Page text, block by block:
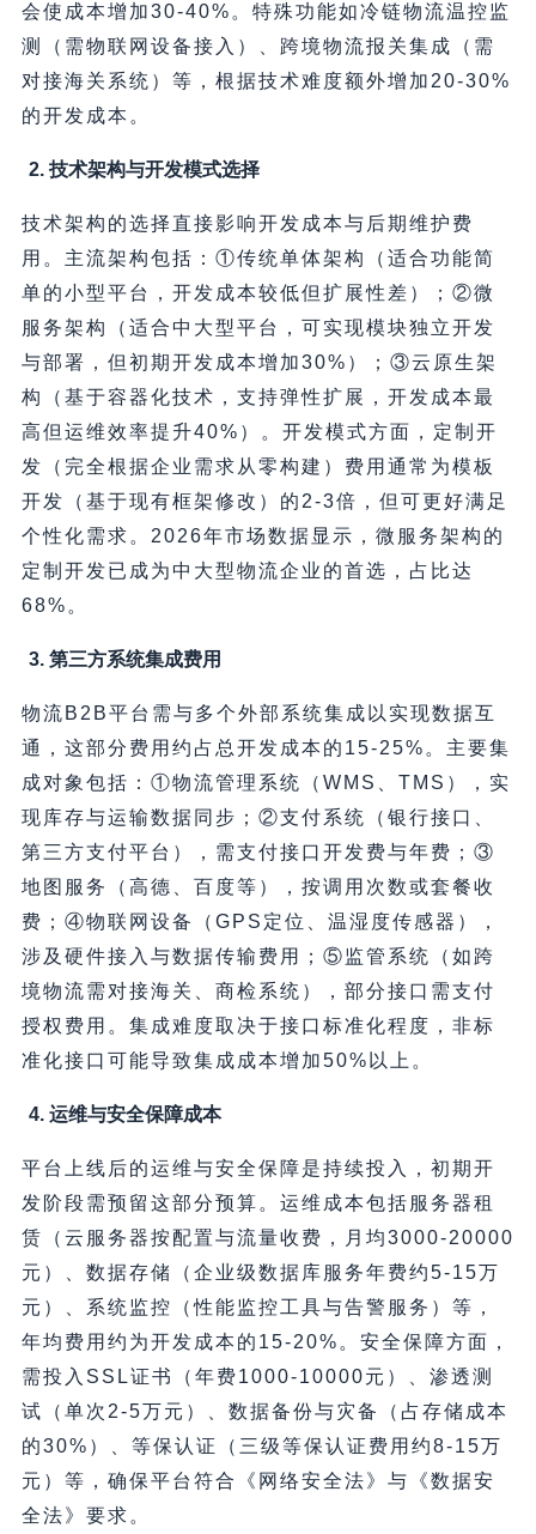
会使成本增加30-40%。特殊功能如冷链物流温控监
测（需物联网设备接入）、跨境物流报关集成（需
对接海关系统）等，根据技术难度额外增加20-30%
的开发成本。
2. 技术架构与开发模式选择
技术架构的选择直接影响开发成本与后期维护费
用。主流架构包括：①传统单体架构（适合功能简
单的小型平台，开发成本较低但扩展性差）；②微
服务架构（适合中大型平台，可实现模块独立开发
与部署，但初期开发成本增加30%）；③云原生架
构（基于容器化技术，支持弹性扩展，开发成本最
高但运维效率提升40%）。开发模式方面，定制开
发（完全根据企业需求从零构建）费用通常为模板
开发（基于现有框架修改）的2-3倍，但可更好满足
个性化需求。2026年市场数据显示，微服务架构的
定制开发已成为中大型物流企业的首选，占比达
68%。
3. 第三方系统集成费用
物流B2B平台需与多个外部系统集成以实现数据互
通，这部分费用约占总开发成本的15-25%。主要集
成对象包括：①物流管理系统（WMS、TMS），实
现库存与运输数据同步；②支付系统（银行接口、
第三方支付平台），需支付接口开发费与年费；③
地图服务（高德、百度等），按调用次数或套餐收
费；④物联网设备（GPS定位、温湿度传感器），
涉及硬件接入与数据传输费用；⑤监管系统（如跨
境物流需对接海关、商检系统），部分接口需支付
授权费用。集成难度取决于接口标准化程度，非标
准化接口可能导致集成成本增加50%以上。
4. 运维与安全保障成本
平台上线后的运维与安全保障是持续投入，初期开
发阶段需预留这部分预算。运维成本包括服务器租
赁（云服务器按配置与流量收费，月均3000-20000
元）、数据存储（企业级数据库服务年费约5-15万
元）、系统监控（性能监控工具与告警服务）等，
年均费用约为开发成本的15-20%。安全保障方面，
需投入SSL证书（年费1000-10000元）、渗透测
试（单次2-5万元）、数据备份与灾备（占存储成本
的30%）、等保认证（三级等保认证费用约8-15万
元）等，确保平台符合《网络安全法》与《数据安
全法》要求。